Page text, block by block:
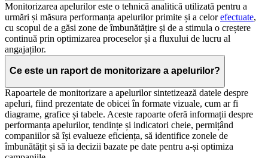
Monitorizarea apelurilor este o tehnică analitică utilizată pentru a
urmări și măsura performanța apelurilor primite și a celorefectuate,
cu scopul de a găsi zone de îmbunătățire și de a stimula o creștere
continuă prin optimizarea proceselor și a fluxului de lucru al
angajaților.
Ce este un raport de monitorizare a apelurilor?
Rapoartele de monitorizare a apelurilor sintetizează datele despre
apeluri, fiind prezentate de obicei în formate vizuale, cum ar fi
diagrame, grafice și tabele. Aceste rapoarte oferă informații despre
performanța apelurilor, tendințe și indicatori cheie, permițând
companiilor să își evalueze eficiența, să identifice zonele de
îmbunătățit și să ia decizii bazate pe date pentru a-și optimiza